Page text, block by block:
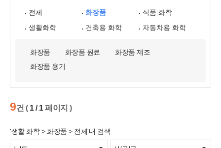
전체 화장품
식품 화학
생활화학
건축용 화학 자동차용 화학
화장품 화장품 원료
화장품 제조
화장품 용기
9건 ( 1 / 1페이지 )
'생활 화학 > 화장품 > 전체'내 검색